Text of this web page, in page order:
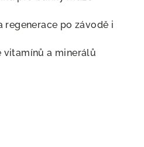
po závodě i
vitamínů a minerálů